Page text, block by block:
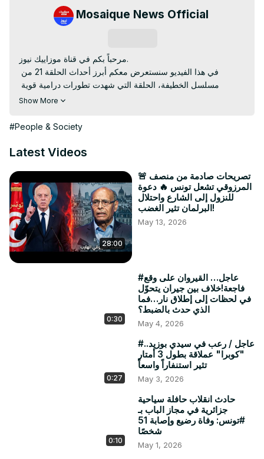
Mosaique News Official
مرحباً بكم في قناة موزاييك نيوز.
ومفاجآت غير متوقعة قلبت مسار الأحداث وجعلت المتابعين في
فما الذي حدث في هذه الحلقة؟ وما هي أبرز اللحظات التي أثارت
تابعوا معنا هذا الفيديو لمعرفة أهم تفاصيل وأحداث مسلسل
Show More
#People & Society
Latest Videos
28:00
🚨 تصريحات صادمة من منصف
المرزوقي تشعل تونس 🔥 دعوة
للنزول إلى الشارع واحتلال
البرلمان تثير الغضب!
May 13, 2026
0:30
#عاجل… القيروان على وقع
فاجعة!خلاف بين جيران يتحوّل
في لحظات إلى إطلاق نار…فما
الذي حدث بالضبط؟
May 4, 2026
0:27
#عاجل / رعب في سيدي بوزيد..
"كوبرا" عملاقة بطول 3 أمتار
تثير استنفاراً واسعاً
May 3, 2026
0:10
حادث انقلاب حافلة سياحية
جزائرية في مجاز الباب بـ
#تونس: وفاة رضيع وإصابة 51
شخصًا
May 1, 2026